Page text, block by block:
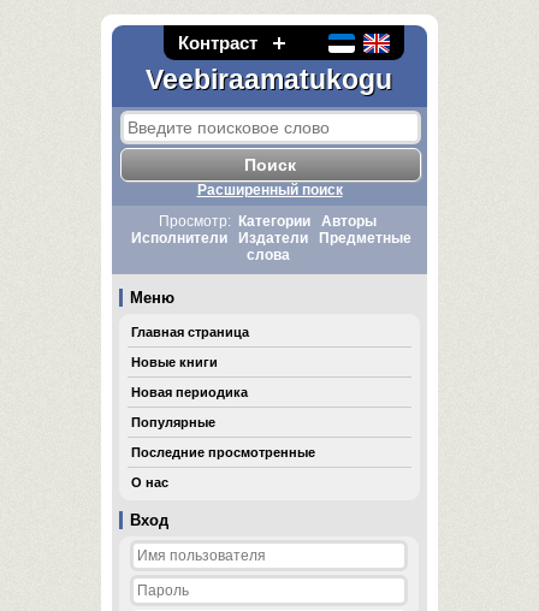
Контраст
Veebiraamatukogu
Вход
Расширенный поиск
Просмотр:
Категории
Авторы
Исполнители
Издатели
Предметные
слова
Меню
Главная страница
Новые книги
Новая периодика
Популярные
Последние просмотренные
О нас